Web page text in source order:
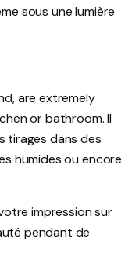
sous une lumière
are extremely
or bathroom. Il
tirages dans des
humides ou encore
impression sur
pendant de